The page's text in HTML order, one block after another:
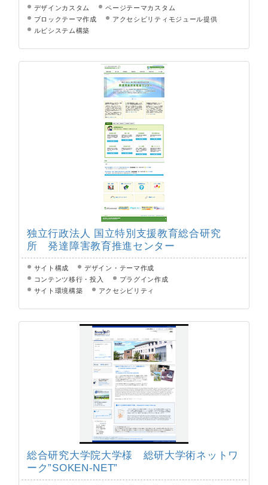
デザインカスタム
ページテーマカスタム
ブロックテーマ作成
アクセシビリティモジュール提供
ルビシステム構築
独立行政法人 国立特別支援教育総合研究
所 発達障害教育推進センター
サイト構成
デザイン・テーマ作成
コンテンツ移行・投入
プラグイン作成
サイト環境構築
アクセシビリティ
総合研究大学院大学様 総研大学術ネットワ
ーク”SOKEN-NET”